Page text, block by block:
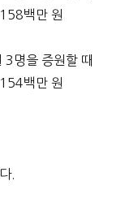
백만 원
3명을 증원할 때
백만 원
.